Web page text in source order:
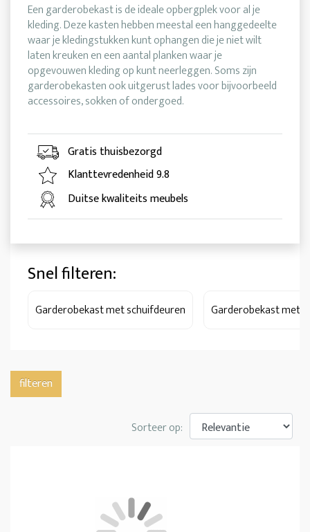
Een garderobekast is de ideale opbergplek voor al je
kleding. Deze kasten hebben meestal een hanggedeelte
waar je kledingstukken kunt ophangen die je niet wilt
laten kreuken en een aantal planken waar je
opgevouwen kleding op kunt neerleggen. Soms zijn
garderobekasten ook uitgerust lades voor bijvoorbeeld
accessoires, sokken of ondergoed.
Gratis thuisbezorgd
Klanttevredenheid 9.8
Duitse kwaliteits meubels
Snel filteren:
Garderobekast met schuifdeuren Garderobekast met
filteren
Sorteer op: